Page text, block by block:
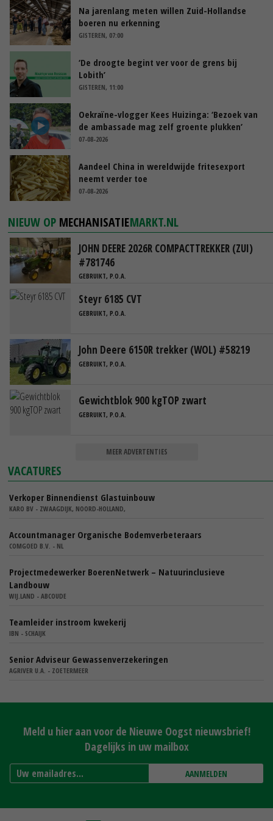
Na jarenlang meten willen Zuid-Hollandse
boeren nu erkenning
GISTEREN, 07:00
‘De droogte begint ver voor de grens bij
Lobith’
GISTEREN, 11:00
Oekraïne-vlogger Kees Huizinga: ‘Bezoek van
de ambassade mag zelf groente plukken’
07-08-2026
Aandeel China in wereldwijde fritesexport
neemt verder toe
07-08-2026
NIEUW OP MECHANISATIEMARKT.NL
JOHN DEERE 2026R COMPACTTREKKER (ZUI)
#781746
GEBRUIKT, P.O.A.
Steyr 6185 CVT
GEBRUIKT, P.O.A.
John Deere 6150R trekker (WOL) #58219
GEBRUIKT, P.O.A.
Gewichtblok 900 kgTOP zwart
GEBRUIKT, P.O.A.
MEER ADVERTENTIES
VACATURES
Verkoper Binnendienst Glastuinbouw
KARO BV - ZWAAGDIJK, NOORD-HOLLAND,
Accountmanager Organische Bodemverbeteraars
COMGOED B.V. - NL
Projectmedewerker BoerenNetwerk – Natuurinclusieve
Landbouw
WIJ.LAND - ABCOUDE
Teamleider instroom kwekerij
IBN - SCHAIJK
Senior Adviseur Gewassenverzekeringen
AGRIVER U.A. - ZOETERMEER
Meld u hier aan voor de Nieuwe Oogst nieuwsbrief!
Dagelijks in uw mailbox
AANMELDEN